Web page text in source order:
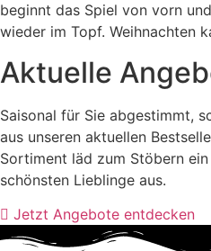
beginnt das Spiel von vorn
wieder im Topf. Weihnachten
Aktuelle
Saisonal für Sie abgestimmt,
aus unseren aktuellen
Sortiment läd zum Stöbern
schönsten Lieblinge aus.
Jetzt Angebote entdecken